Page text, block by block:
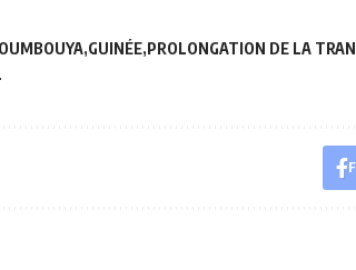
GUINÉE PROLONGATION DE LA